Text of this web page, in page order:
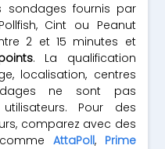
sondages fournis par
Cint ou Peanut
2 et 15 minutes et
. La qualification
localisation, centres
ne sont pas
Pour des
comparez avec des
AttaPoll, Prime